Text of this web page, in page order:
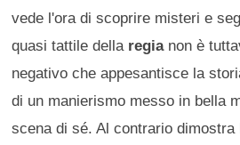
vede l'ora di scoprire misteri e
quasi tattile della regianon è
negativo che appesantisce la
di un manierismo messo in bella
scena di sé. Al contrario dimostra